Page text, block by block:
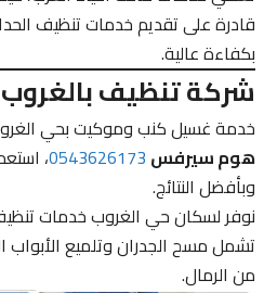
قادرة على تقديم خدمات تنظيف
بكفاءة عالية.
شركة تنظيف بالغروب
خدمة غسيل كنب وموكيت بحي
هوم سيرفس0543626173، استعد
وبأفضل النتائج.
نوفر لسكان حي الغروب خدمات تنظيف
تشمل مسح الجدران وتلميع الأبواب
من الرمال.